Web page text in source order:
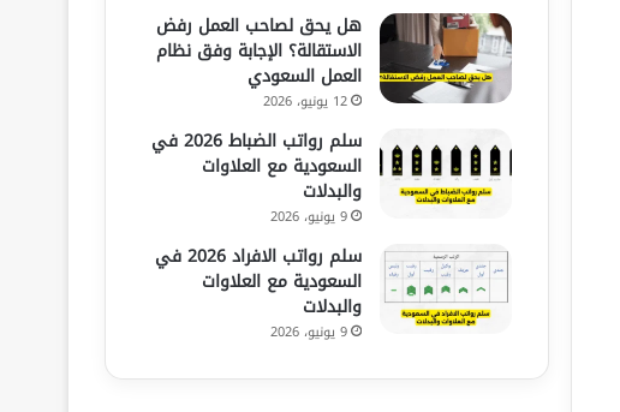
هل يحق لصاحب العمل رفض
الاستقالة؟ الإجابة وفق نظام
العمل السعودي
12 يونيو، 2026
سلم رواتب الضباط 2026 في
السعودية مع العلاوات
والبدلات
9 يونيو، 2026
سلم رواتب الافراد 2026 في
السعودية مع العلاوات
والبدلات
9 يونيو، 2026